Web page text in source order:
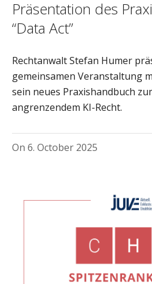
Präsentation des
“Data Act”
Rechtanwalt Stefan Humer
gemeinsamen Veranstaltung
sein neues Praxishandbuch
angrenzendem KI-Recht.
On 6. October 2025